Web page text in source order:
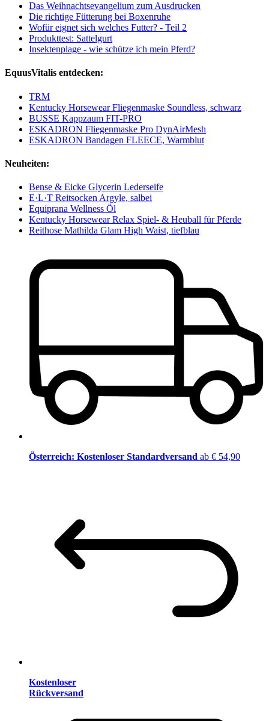
Das Weihnachtsevangelium zum Ausdrucken
Die richtige Fütterung bei Boxenruhe
Wofür eignet sich welches Futter? - Teil 2
Produkttest: Sattelgurt
Insektenplage - wie schütze ich mein Pferd?
EquusVitalis entdecken:
TRM
Kentucky Horsewear Fliegenmaske Soundless, schwarz
BUSSE Kappzaum FIT-PRO
ESKADRON Fliegenmaske Pro DynAirMesh
ESKADRON Bandagen FLEECE, Warmblut
Neuheiten:
Bense & Eicke Glycerin Lederseife
E·L·T Reitsocken Argyle, salbei
Equiprana Wellness Öl
Kentucky Horsewear Relax Spiel- & Heuball für Pferde
Reithose Mathilda Glam High Waist, tiefblau
Österreich: Kostenloser Standardversand ab € 54,90
Kostenloser
Rückversand